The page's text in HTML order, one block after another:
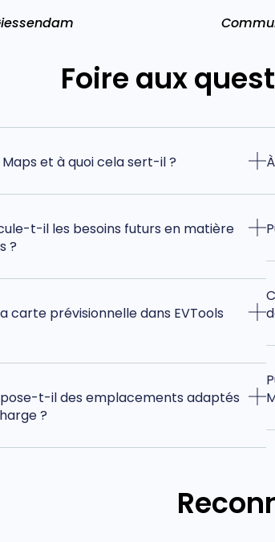
Foire aux
et à quoi cela sert-il ?
t-il les besoins futurs en matière
?
carte prévisionnelle dans EVTools
t-il des emplacements adaptés
?